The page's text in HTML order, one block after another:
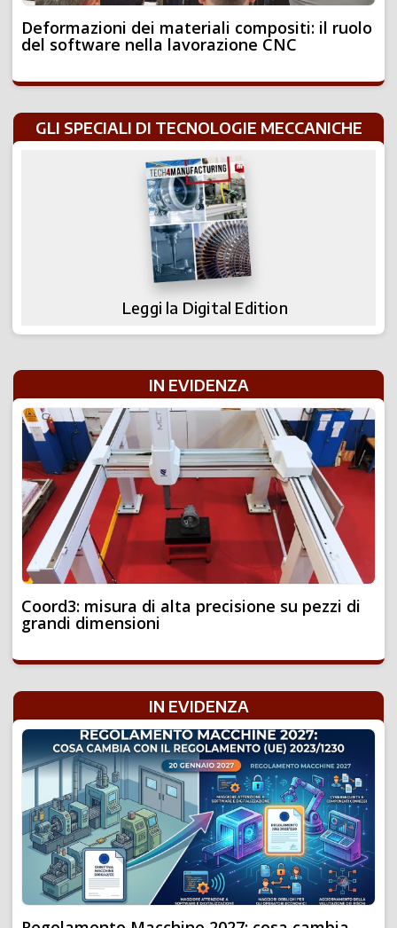
Deformazioni dei materiali compositi: il ruolo
del software nella lavorazione CNC
GLI SPECIALI DI TECNOLOGIE MECCANICHE
Leggi la Digital Edition
IN EVIDENZA
Coord3: misura di alta precisione su pezzi di
grandi dimensioni
IN EVIDENZA